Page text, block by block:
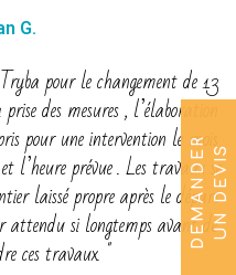
D
E
M
A
N
D
E
R
U
N
D
E
V
IS
G.
pour le changement de 13
des mesures , l’élaboration
pour une intervention le mois
l’heure prévue . Les travaux se
laissé propre après le départ
attendu si longtemps avant de
ces travaux. "